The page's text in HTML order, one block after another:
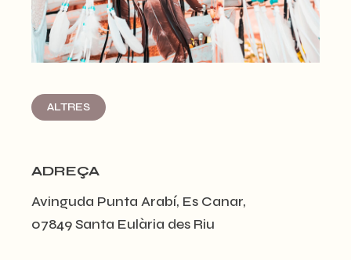
ALTRES
ADREÇA
Avinguda Punta Arabí, Es Canar,
07849 Santa Eulària des Riu